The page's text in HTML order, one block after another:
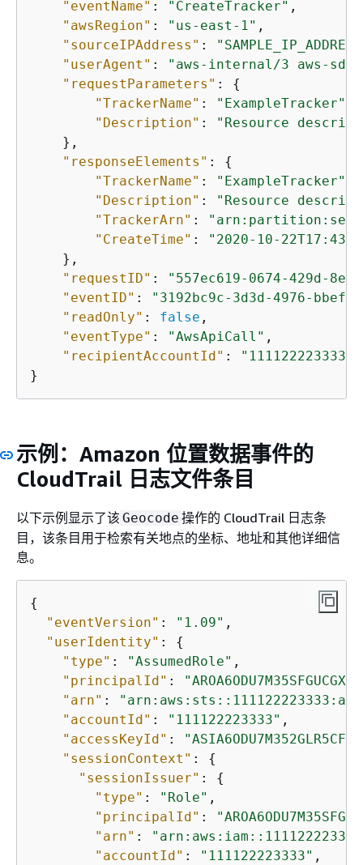
"eventName" : "CreateTracker" ,
"awsRegion" : "us-east-1" ,
"sourceIPAddress" :
"userAgent" :
"aws-internal/3 aws-sdk-
"requestParameters" : {
"TrackerName" : "ExampleTracker"
"Description" :
"Resource
    },
"responseElements" : {
"TrackerName" : "ExampleTracker"
"Description" :
"Resource
"TrackerArn" :
"CreateTime" :
"2020-10-
    },
"requestID" :
"557ec619-0674-429d-
"eventID" :
"3192bc9c-3d3d-4976-bbef-
"readOnly" : false ,
"eventType" : "AwsApiCall" ,
"recipientAccountId" :
"111122223333"
}
示例：Amazon 位置数据事件的
CloudTrail 日志文件条目
以下示例显示了该 Geocode 操作的 CloudTrail 日志条
目，该条目用于检索有关地点的坐标、地址和其他详细信
息。
{
"eventVersion" : "1.09" ,
"userIdentity" : {
"type" : "AssumedRole" ,
"principalId" :
"arn" :
"accountId" : "111122223333" ,
"accessKeyId" :
"sessionContext" : {
"sessionIssuer" : {
"type" : "Role" ,
"principalId" :
"arn" :
"accountId" : "111122223333" ,